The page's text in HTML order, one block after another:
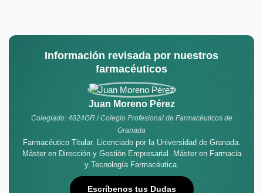
Información revisada por nuestros
farmacéuticos
Juan Moreno Pérez
Colegiado: 4024GR / Colegio Profesional de Farmacéuticos de
Granada
Farmacéutico Titular. Licenciado por la Universidad de Granada.
Máster en Dirección y Gestión Empresarial. Máster en Farmacia
y Tecnología Farmacéutica.
Escríbenos tus Dudas